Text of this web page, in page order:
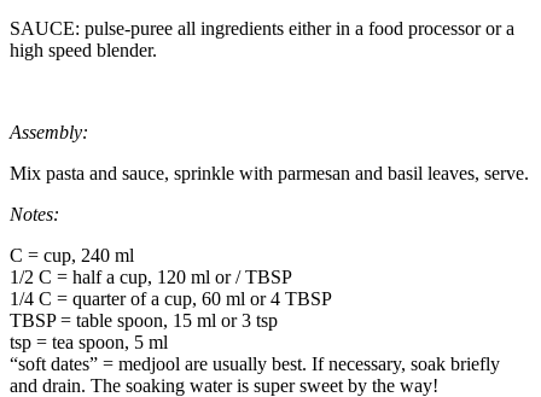
SAUCE: pulse-puree all ingredients either in a food processor or a
high speed blender.
Assembly:
Mix pasta and sauce, sprinkle with parmesan and basil leaves, serve.
Notes:
C = cup, 240 ml
1/2 C = half a cup, 120 ml or / TBSP
1/4 C = quarter of a cup, 60 ml or 4 TBSP
TBSP = table spoon, 15 ml or 3 tsp
tsp = tea spoon, 5 ml
“soft dates” = medjool are usually best. If necessary, soak briefly
and drain. The soaking water is super sweet by the way!